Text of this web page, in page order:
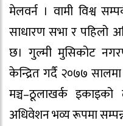
मेलवर्न । वामी विश्व
साधारण सभा र पहिलो
छ। गुल्मी मुसिकोट
केन्द्रित गर्दै २०७७
मञ्च–ठूलाखर्क
अधिवेशन भव्य रूपमा